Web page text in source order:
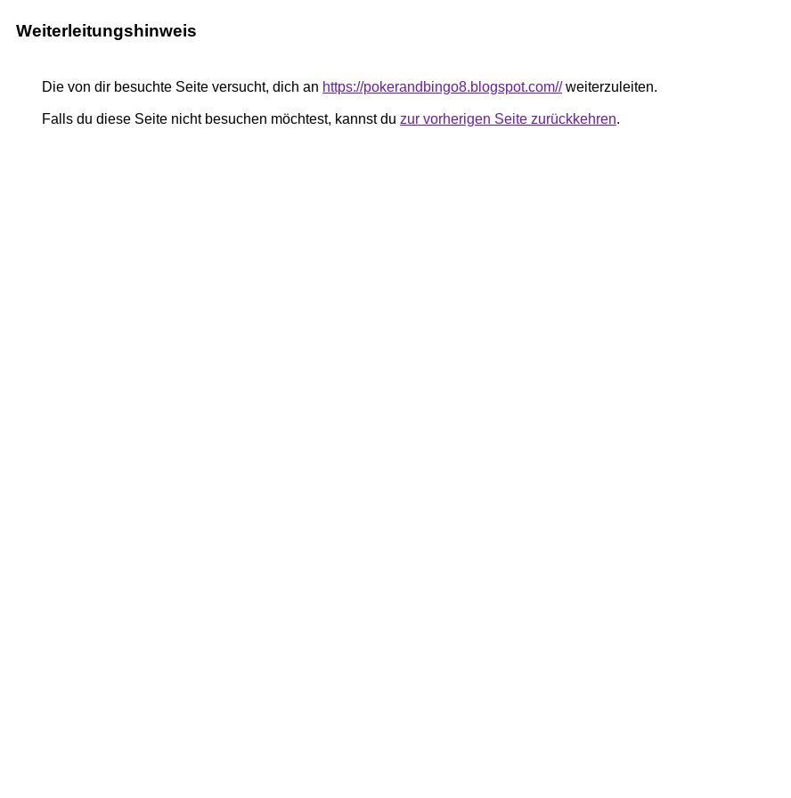
Weiterleitungshinweis
Die von dir besuchte Seite versucht, dich an https://pokerandbingo8.blogspot.com//weiterzuleiten.
Falls du diese Seite nicht besuchen möchtest, kannst du zur vorherigen Seite zurückkehren.